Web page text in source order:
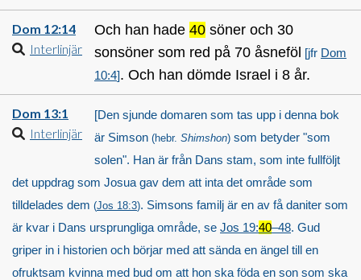
Dom 12:14
Interlinjär
Och han hade 40 söner och 30
sonsöner som red på 70 åsneföl [jfr Dom
10:4]. Och han dömde Israel i 8 år.
Dom 13:1
Interlinjär
[Den sjunde domaren som tas upp i denna bok
är Simson (hebr. Shimshon) som betyder "som
solen". Han är från Dans stam, som inte fullföljt
det uppdrag som Josua gav dem att inta det område som
tilldelades dem (Jos 18:3). Simsons familj är en av få daniter som
är kvar i Dans ursprungliga område, se Jos 19:40–48. Gud
griper in i historien och börjar med att sända en ängel till en
ofruktsam kvinna med bud om att hon ska föda en son som ska